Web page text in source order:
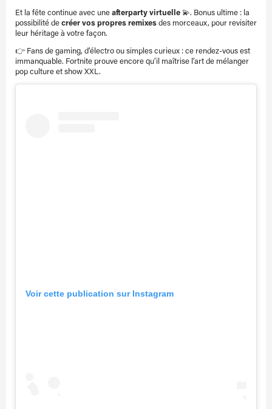
Et la fête continue avec une afterparty virtuelle 💫. Bonus ultime : la
possibilité de créer vos propres remixes des morceaux, pour revisiter
leur héritage à votre façon.
👉 Fans de gaming, d’électro ou simples curieux : ce rendez-vous est
immanquable. Fortnite prouve encore qu’il maîtrise l’art de mélanger
pop culture et show XXL.
Voir cette publication sur Instagram